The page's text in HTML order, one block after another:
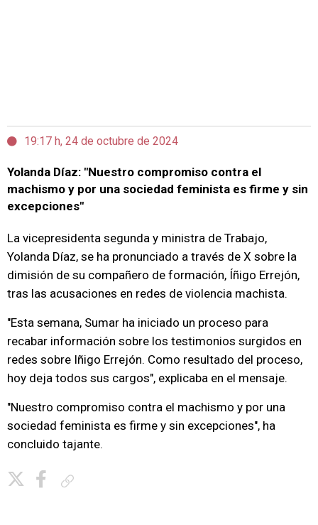
19:17 h, 24 de octubre de 2024
Yolanda Díaz: "Nuestro compromiso contra el
machismo y por una sociedad feminista es firme y sin
excepciones"
La vicepresidenta segunda y ministra de Trabajo,
Yolanda Díaz, se ha pronunciado a través de X sobre la
dimisión de su compañero de formación, Íñigo Errejón,
tras las acusaciones en redes de violencia machista.
"Esta semana, Sumar ha iniciado un proceso para
recabar información sobre los testimonios surgidos en
redes sobre Iñigo Errejón. Como resultado del proceso,
hoy deja todos sus cargos", explicaba en el mensaje.
"Nuestro compromiso contra el machismo y por una
sociedad feminista es firme y sin excepciones", ha
concluido tajante.